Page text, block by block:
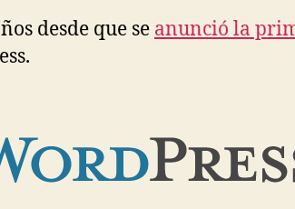
desde que se anunció la